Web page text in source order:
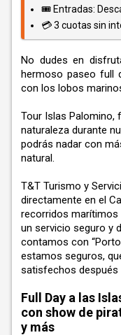
🎟️ Entradas:
💳 3 cuotas sin
No dudes en
hermoso paseo full
con los lobos
Tour Islas Palomino,
naturaleza durante
podrás nadar con
natural.
T&T Turismo y
directamente en el
recorridos marítimos
un servicio seguro y
contamos con
estamos seguros,
satisfechos después
Full Day a las
con show de
y más